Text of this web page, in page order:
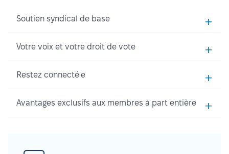
Soutien syndical de base +
Votre voix et votre droit de vote +
Restez connecté·e +
Avantages exclusifs aux membres à part entière +